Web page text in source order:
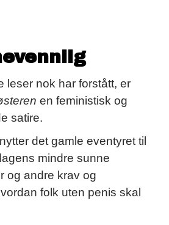
leser nok har forstått, er
en feministisk og
satire.
det gamle eventyret til
mindre sunne
og andre krav og
folk uten penis skal